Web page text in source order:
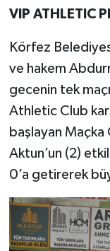
VIP ATHLETIC
Körfez
ve hakem
gecenin tek
Athletic Club
başlayan
Aktun’un (2)
0’a getirerek